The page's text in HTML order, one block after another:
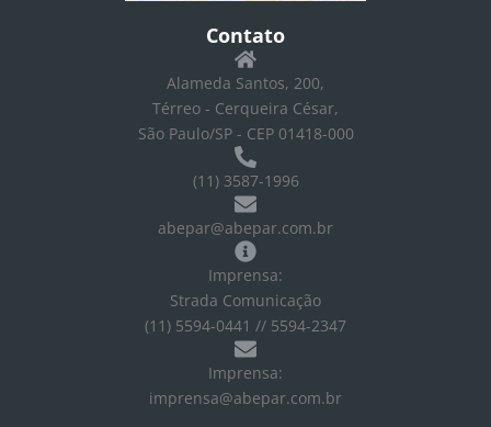
Contato
Alameda Santos, 200,
Térreo - Cerqueira César,
São Paulo/SP - CEP 01418-000
(11) 3587-1996
abepar@abepar.com.br
Imprensa:
Strada Comunicação
(11) 5594-0441 // 5594-2347
Imprensa:
imprensa@abepar.com.br